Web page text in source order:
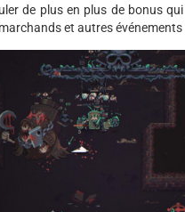
de plus en plus de bonus
et autres